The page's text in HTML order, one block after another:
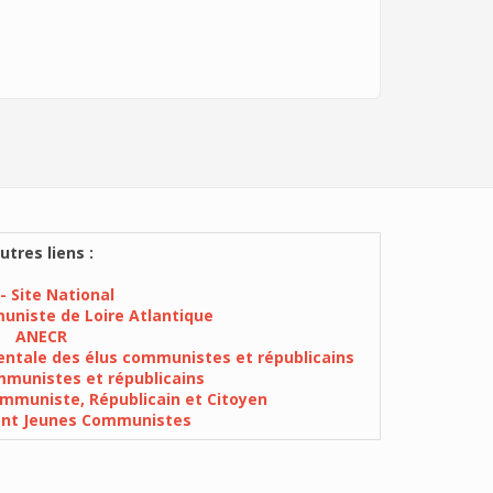
liens :
- Site National
de Loire Atlantique
ANECR
des élus communistes et républicains
et républicains
Républicain et Citoyen
Jeunes Communistes